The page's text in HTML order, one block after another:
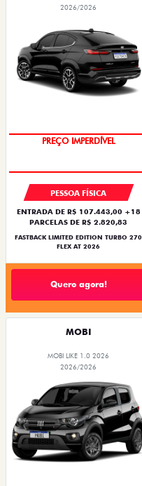
2026/2026
COM USADO NA TROCA
PESSOA FÍSICA
ENTRADA DE R$ 107.443,00 +18
PARCELAS DE R$ 2.820,83
FASTBACK LIMITED EDITION TURBO 270
FLEX AT 2026
Quero agora!
MOBI
MOBI LIKE 1.0 2026
2026/2026